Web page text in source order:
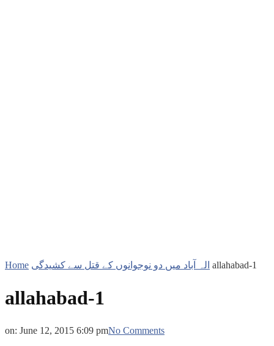
Home الہ آباد میں دو نوجوانوں کے قتل سے کشیدگی allahabad-1
allahabad-1
on: June 12, 2015 6:09 pmNo Comments